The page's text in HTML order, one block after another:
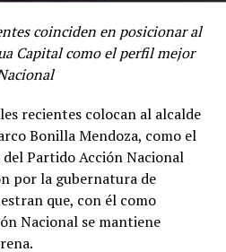
coinciden en posicionar al
Capital como el perfil mejor
recientes colocan al alcalde
Bonilla Mendoza, como el
Partido Acción Nacional
por la gubernatura de
que, con él como
Nacional se mantiene